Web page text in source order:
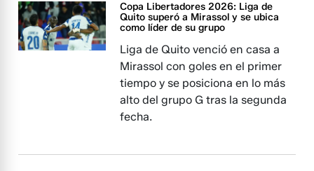
Copa Libertadores 2026: Liga de
Quito superó a Mirassol y se ubica
como líder de su grupo
Liga de Quito venció en casa a
Mirassol con goles en el primer
tiempo y se posiciona en lo más
alto del grupo G tras la segunda
fecha.